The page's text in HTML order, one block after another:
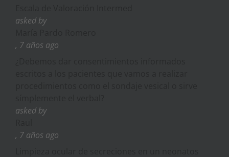
asked by
, 7 años ago
asked by
, 7 años ago